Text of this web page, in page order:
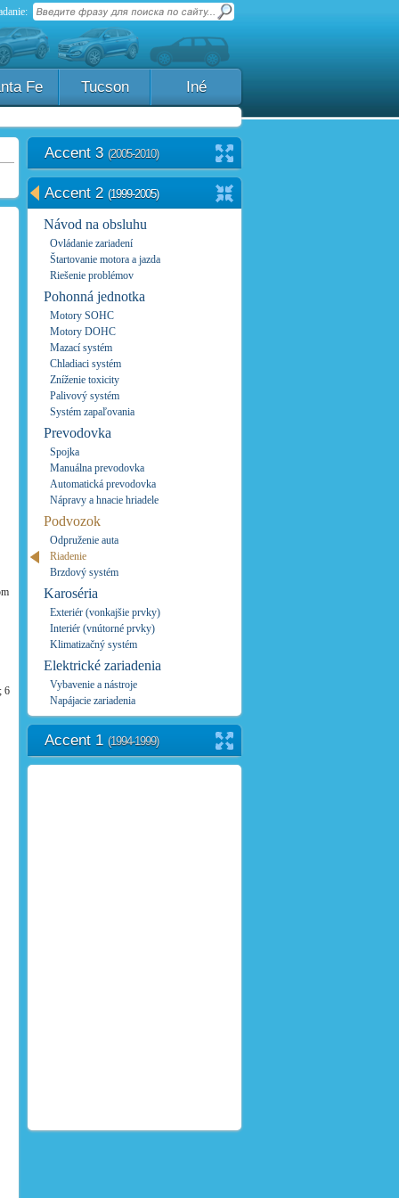
Fe Tucson Iné
6
Accent 3 (2005-2010)
Accent 2 (1999-2005)
Návod na obsluhu
Ovládanie zariadení
Štartovanie motora a jazda
Riešenie problémov
Pohonná jednotka
Motory SOHC
Motory DOHC
Mazací systém
Chladiaci systém
Zníženie toxicity
Palivový systém
Systém zapaľovania
Prevodovka
Spojka
Manuálna prevodovka
Automatická prevodovka
Nápravy a hnacie hriadele
Podvozok
Odpruženie auta
Riadenie
Brzdový systém
Karoséria
Exteriér (vonkajšie prvky)
Interiér (vnútorné prvky)
Klimatizačný systém
Elektrické zariadenia
Vybavenie a nástroje
Napájacie zariadenia
Accent 1 (1994-1999)